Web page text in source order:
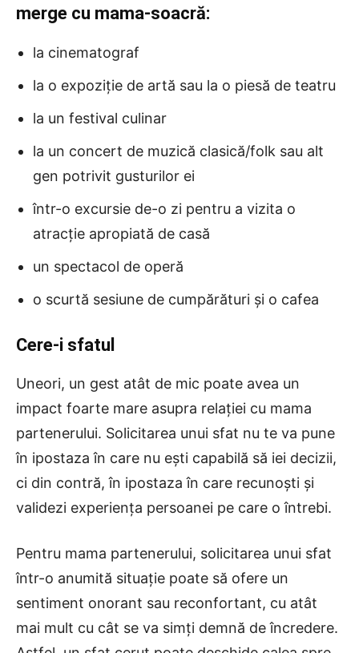
merge cu mama-soacră:
la cinematograf
la o expoziție de artă sau la o piesă de teatru
la un festival culinar
la un concert de muzică clasică/folk sau alt
gen potrivit gusturilor ei
într-o excursie de-o zi pentru a vizita o
atracție apropiată de casă
un spectacol de operă
o scurtă sesiune de cumpărături și o cafea
Cere-i sfatul
Uneori, un gest atât de mic poate avea un
impact foarte mare asupra relației cu mama
partenerului. Solicitarea unui sfat nu te va pune
în ipostaza în care nu ești capabilă să iei decizii,
ci din contră, în ipostaza în care recunoști și
validezi experiența persoanei pe care o întrebi.
Pentru mama partenerului, solicitarea unui sfat
într-o anumită situație poate să ofere un
sentiment onorant sau reconfortant, cu atât
mai mult cu cât se va simți demnă de încredere.